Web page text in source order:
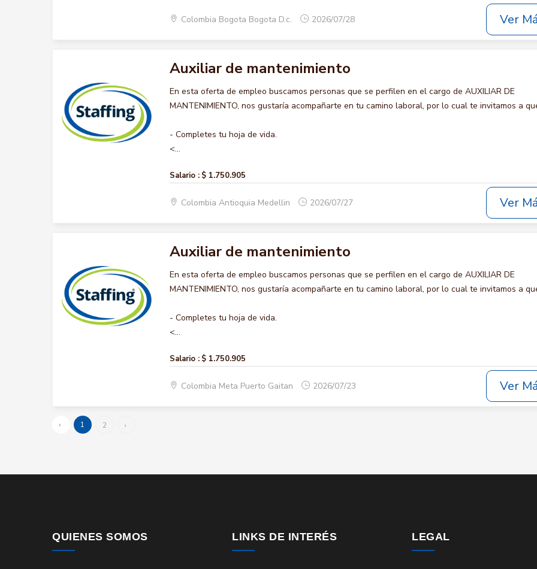
Colombia Bogota Bogota D.c. 2026/07/28 Ver
Auxiliar de mantenimiento
En esta oferta de empleo buscamos personas que se perfilen en el cargo de AUXILIAR DE
MANTENIMIENTO, nos gustaría acompañarte en tu camino laboral, por lo cual te invitamos a
- Completes tu hoja de vida.
<...
Salario : $ 1.750.905
Colombia Antioquia Medellin 2026/07/27 Ver
Auxiliar de mantenimiento
En esta oferta de empleo buscamos personas que se perfilen en el cargo de AUXILIAR DE
MANTENIMIENTO, nos gustaría acompañarte en tu camino laboral, por lo cual te invitamos a
- Completes tu hoja de vida.
<...
Salario : $ 1.750.905
Colombia Meta Puerto Gaitan 2026/07/23 Ver
‹ 1 2 ›
QUIENES SOMOS LINKS DE INTERÉS LEGAL